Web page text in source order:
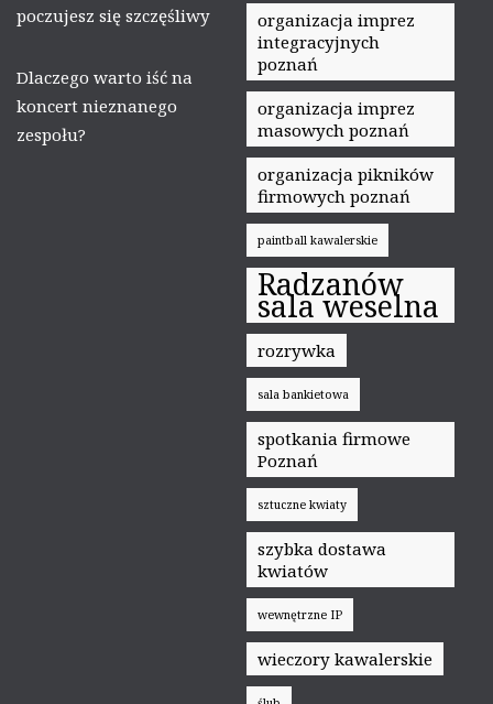
poczujesz się szczęśliwy
Dlaczego warto iść na
koncert nieznanego
zespołu?
organizacja imprez
integracyjnych
poznań
organizacja imprez
masowych poznań
organizacja pikników
firmowych poznań
paintball kawalerskie
Radzanów
sala weselna
rozrywka
sala bankietowa
spotkania firmowe
Poznań
sztuczne kwiaty
szybka dostawa
kwiatów
wewnętrzne IP
wieczory kawalerskie